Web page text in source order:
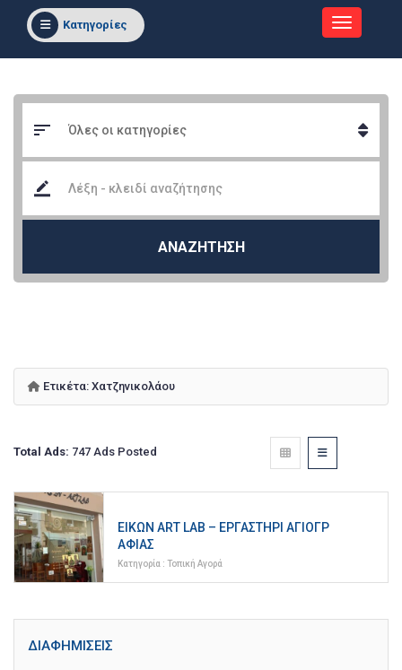
Κατηγορίες
ΑΝΑΖΗΤΗΣΗ
Ετικέτα: Χατζηνικολάου
Total Ads: 747 Ads Posted
ΕΙΚΏΝ ART LAB – ΕΡΓΑΣΤΉΡΙ ΑΓΙΟΓΡ
ΑΦΊΑΣ
Κατηγορία : Τοπική Αγορά
ΔΙΑΦΗΜΊΣΕΙΣ